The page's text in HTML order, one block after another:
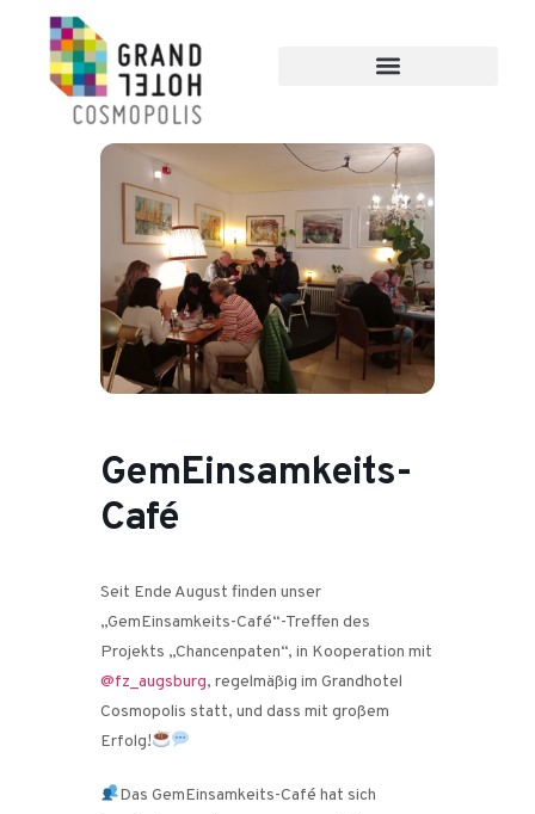
GemEinsamkeits-
Café
Seit Ende August finden unser
„GemEinsamkeits-Café“-Treffen des
Projekts „Chancenpaten“, in Kooperation mit
@fz_augsburg, regelmäßig im Grandhotel
Cosmopolis statt, und dass mit großem
Erfolg!
Das GemEinsamkeits-Café hat sich